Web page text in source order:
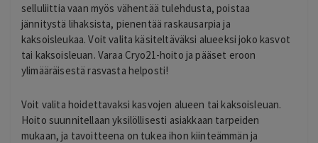
selluliittia vaan myös vähentää tulehdusta, poistaa
jännitystä lihaksista, pienentää raskausarpia ja
kaksoisleukaa. Voit valita käsiteltäväksi alueeksi joko kasvot
tai kaksoisleuan. Varaa Cryo21-hoito ja pääset eroon
ylimääräisestä rasvasta helposti!
Voit valita hoidettavaksi kasvojen alueen tai kaksoisleuan.
Hoito suunnitellaan yksilöllisesti asiakkaan tarpeiden
mukaan, ja tavoitteena on tukea ihon kiinteämmän ja